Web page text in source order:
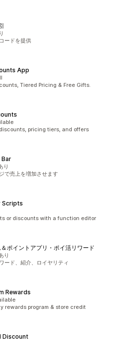
ードを提供
App
Tiered Pricing & Free Gifts.
pricing tiers, and offers
Bar
り
で売上を増加させます
Scripts
or discounts with a function editor
ポイントアプリ・ポイ活リワード
り
ード、紹介、ロイヤリティ
Rewards
rewards program & store credit
Discount